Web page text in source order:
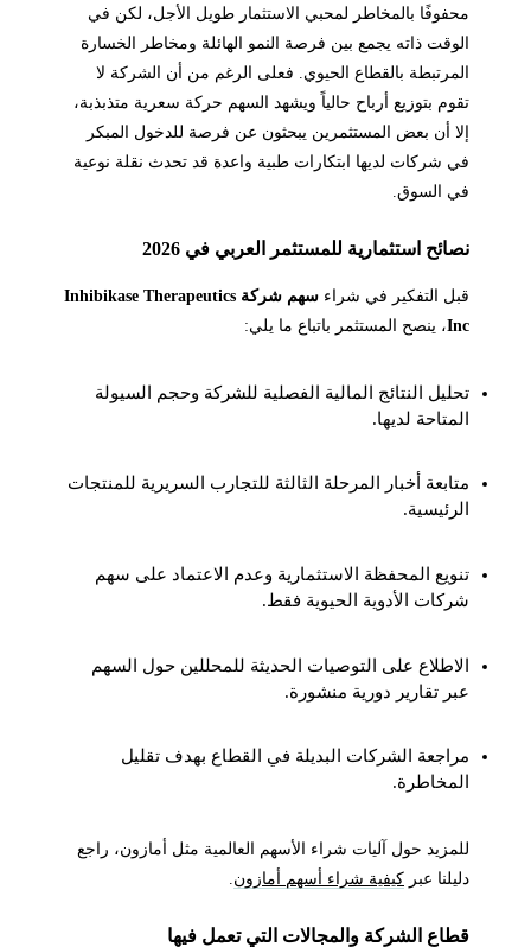
محفوفًا بالمخاطر لمحبي الاستثمار طويل الأجل، لكن في
الوقت ذاته يجمع بين فرصة النمو الهائلة ومخاطر الخسارة
المرتبطة بالقطاع الحيوي. فعلى الرغم من أن الشركة لا
تقوم بتوزيع أرباح حالياً ويشهد السهم حركة سعرية متذبذبة،
إلا أن بعض المستثمرين يبحثون عن فرصة للدخول المبكر
في شركات لديها ابتكارات طبية واعدة قد تحدث نقلة نوعية
في السوق.
نصائح استثمارية للمستثمر العربي في 2026
قبل التفكير في شراء
سهم شركة Inhibikase Therapeutics
Inc، ينصح المستثمر باتباع ما يلي:
تحليل النتائج المالية الفصلية للشركة وحجم السيولة
المتاحة لديها.
متابعة أخبار المرحلة الثالثة للتجارب السريرية للمنتجات
الرئيسية.
تنويع المحفظة الاستثمارية وعدم الاعتماد على سهم
شركات الأدوية الحيوية فقط.
الاطلاع على التوصيات الحديثة للمحللين حول السهم
عبر تقارير دورية منشورة.
مراجعة الشركات البديلة في القطاع بهدف تقليل
المخاطرة.
للمزيد حول آليات شراء الأسهم العالمية مثل أمازون، راجع
دليلنا عبر كيفية شراء أسهم أمازون.
قطاع الشركة والمجالات التي تعمل فيها